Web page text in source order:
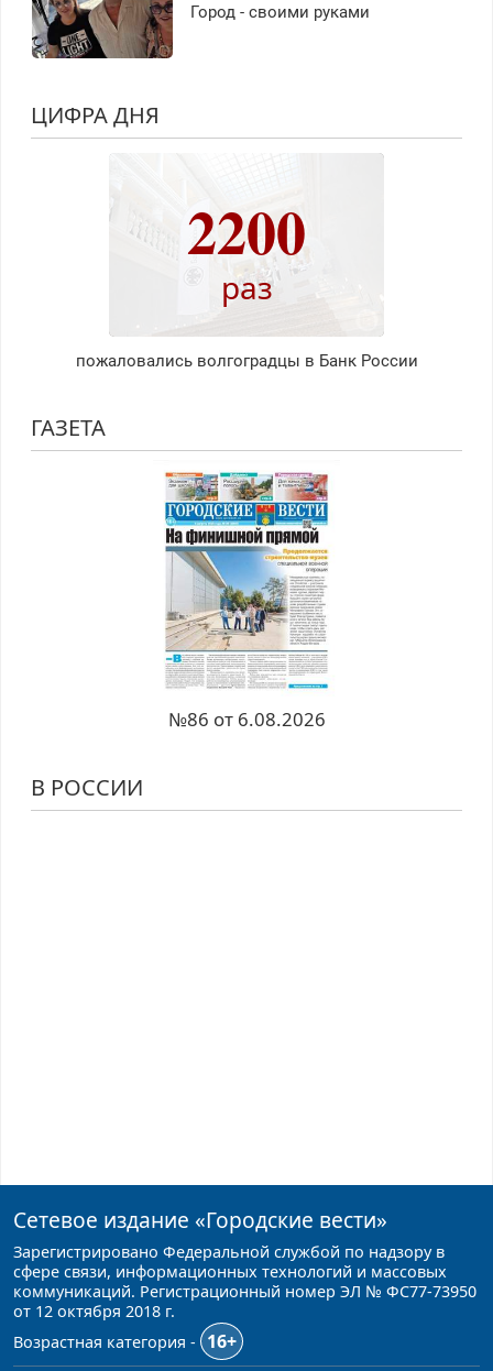
Город - своими руками
ЦИФРА ДНЯ
2200
раз
пожаловались волгоградцы в Банк России
ГАЗЕТА
№86 от 6.08.2026
В РОССИИ
Сетевое издание «Городские вести»
Зарегистрировано Федеральной службой по надзору в
сфере связи, информационных технологий и массовых
коммуникаций. Регистрационный номер ЭЛ № ФС77-73950
от 12 октября 2018 г.
Возрастная категория -
16+